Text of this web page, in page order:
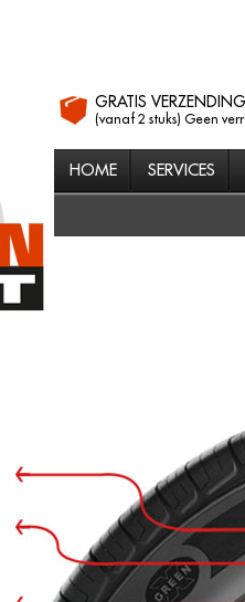
GRATIS VERZENDING
(vanaf 2 stuks) Geen
HOME SERVICES